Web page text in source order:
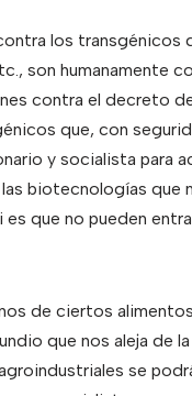
los transgénicos
son humanamente
contra el decreto
que, con
y socialista para
biotecnologías que
que no pueden
de ciertos
que nos aleja de
se